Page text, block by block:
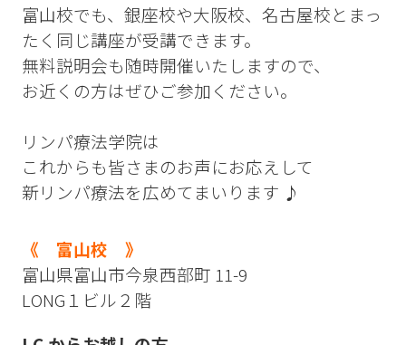
富山校でも、銀座校や大阪校、名古屋校とまっ
たく同じ講座が受講できます。
無料説明会も随時開催いたしますので、
お近くの方はぜひご参加ください。
リンパ療法学院は
これからも皆さまのお声にお応えして
新リンパ療法を広めてまいります ♪
《 富山校 》
富山県富山市今泉西部町 11-9
LONG１ビル２階